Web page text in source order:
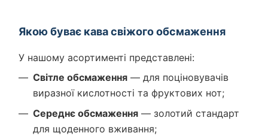
Якою буває кава свіжого обсмаження
У нашому асортименті представлені:
Світле обсмаження — для поціновувачів
виразної кислотності та фруктових нот;
Середнє обсмаження — золотий стандарт
для щоденного вживання;